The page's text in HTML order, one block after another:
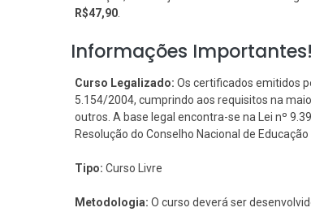
R$47,90
Informações Importantes!
Curso Legalizado: Os certificados emitidos
5.154/2004, cumprindo aos requisitos na
outros. A base legal encontra-se na Lei nº
Resolução do Conselho Nacional de
Tipo: Curso Livre
Metodologia: O curso deverá ser